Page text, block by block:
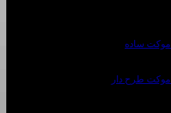
موکت ساده
موکت طرح دار